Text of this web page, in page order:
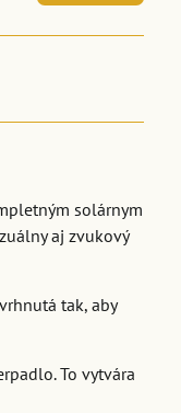
solárnym
aj zvukový
tak, aby
To vytvára